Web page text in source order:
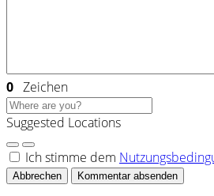
0 Zeichen
Suggested Locations
Ich stimme dem
Abbrechen Kommentar absenden